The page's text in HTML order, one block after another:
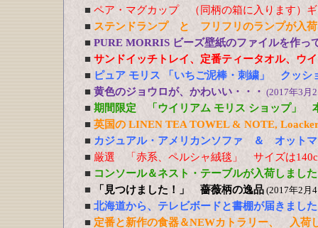
■ ペア・マグカップ （同柄の箱に入ります）
■ ステンドランプ と フリフリのランプが入荷
■ PURE MORRIS ビーズ壁紙のファイルを作っ
■ サンドイッチトレイ、定番ティータオル、ウ
■ ピュア モリス 「いちご泥棒・刺繍」 クッシ
■ 黄色のジョウロが、かわいい・・・ (2017年3月
■ 期間限定 「ウイリアム モリス ショップ」
■ 英国の LINEN TEA TOWEL & NOTE,
■ カジュアル・アメリカンソファ ＆ オット
■ 厳選 「赤系、ペルシャ絨毯」 サイズは
■ コンソール＆ネスト・テーブルが入荷しました
■ 「見つけました！」 薔薇柄の逸品 (2017年2月
■ 北海道から、テレビボードと書棚が届きました
■ 定番と新作の食器＆NEWカトラリー、 入荷